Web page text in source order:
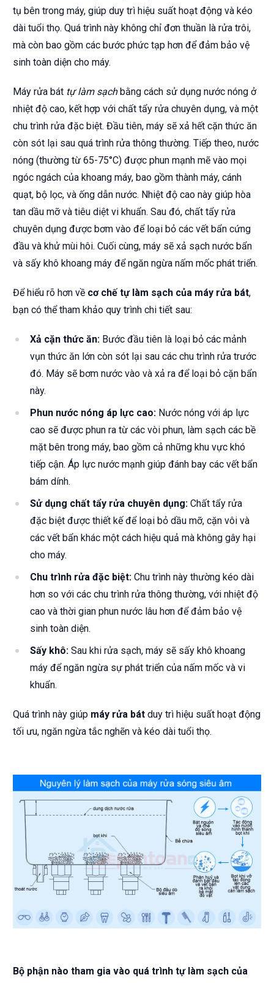
tụ bên trong máy, giúp duy trì hiệu suất hoạt động và kéo
dài tuổi thọ. Quá trình này không chỉ đơn thuần là rửa trôi,
mà còn bao gồm các bước phức tạp hơn để đảm bảo vệ
sinh toàn diện cho máy.
Máy rửa bát tự làm sạchbằng cách sử dụng nước nóng ở
nhiệt độ cao, kết hợp với chất tẩy rửa chuyên dụng, và một
chu trình rửa đặc biệt. Đầu tiên, máy sẽ xả hết cặn thức ăn
còn sót lại sau quá trình rửa thông thường. Tiếp theo, nước
nóng (thường từ 65-75°C) được phun mạnh mẽ vào mọi
ngóc ngách của khoang máy, bao gồm thành máy, cánh
quạt, bộ lọc, và ống dẫn nước. Nhiệt độ cao này giúp hòa
tan dầu mỡ và tiêu diệt vi khuẩn. Sau đó, chất tẩy rửa
chuyên dụng được bơm vào để loại bỏ các vết bẩn cứng
đầu và khử mùi hôi. Cuối cùng, máy sẽ xả sạch nước bẩn
và sấy khô khoang máy để ngăn ngừa nấm mốc phát triển.
Để hiểu rõ hơn về cơ chế tự làm sạch của máy rửa bát,
bạn có thể tham khảo quy trình chi tiết sau:
Xả cặn thức ăn: Bước đầu tiên là loại bỏ các mảnh
vụn thức ăn lớn còn sót lại sau các chu trình rửa trước
đó. Máy sẽ bơm nước vào và xả ra để loại bỏ cặn bẩn
này.
Phun nước nóng áp lực cao: Nước nóng với áp lực
cao sẽ được phun ra từ các vòi phun, làm sạch các bề
mặt bên trong máy, bao gồm cả những khu vực khó
tiếp cận. Áp lực nước mạnh giúp đánh bay các vết bẩn
bám dính.
Sử dụng chất tẩy rửa chuyên dụng: Chất tẩy rửa
đặc biệt được thiết kế để loại bỏ dầu mỡ, cặn vôi và
các vết bẩn khác một cách hiệu quả mà không gây hại
cho máy.
Chu trình rửa đặc biệt: Chu trình này thường kéo dài
hơn so với các chu trình rửa thông thường, với nhiệt độ
cao và thời gian phun nước lâu hơn để đảm bảo vệ
sinh toàn diện.
Sấy khô: Sau khi rửa sạch, máy sẽ sấy khô khoang
máy để ngăn ngừa sự phát triển của nấm mốc và vi
khuẩn.
Quá trình này giúp máy rửa bát duy trì hiệu suất hoạt động
tối ưu, ngăn ngừa tắc nghẽn và kéo dài tuổi thọ.
Bộ phận nào tham gia vào quá trình tự làm sạch của